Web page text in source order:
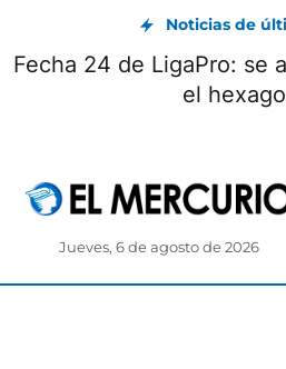
Noticias de
Tras seis meses de
vuelve a recibir
Jueves, 6 de agosto de 2026